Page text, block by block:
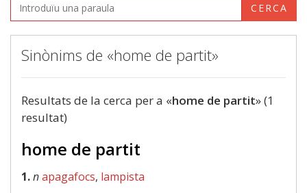
CERCA
Sinònims de «home de partit»
Resultats de la cerca per a «home de partit» (1
resultat)
home de partit
1.napagafocs, lampista